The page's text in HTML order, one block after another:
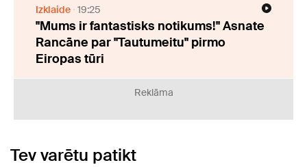
Izklaide 19:25
"Mums ir fantastisks notikums!" Asnate
Rancāne par "Tautumeitu" pirmo
Eiropas tūri
Reklāma
Tev varētu patikt